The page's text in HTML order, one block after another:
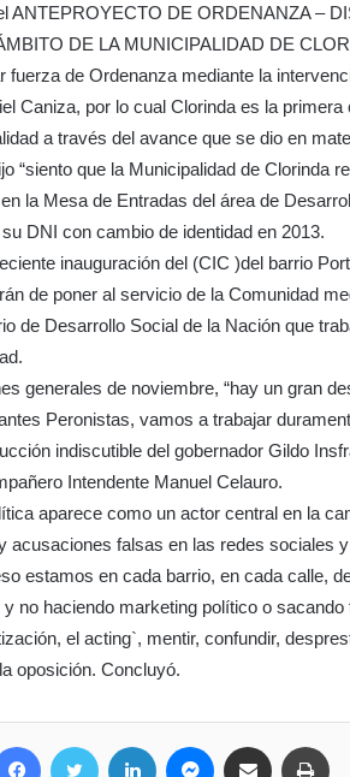
ANTEPROYECTO DE ORDENANZA –
DE LA MUNICIPALIDAD DE
de Ordenanza mediante la
Caniza, por lo cual Clorinda es la
a través del avance que se dio en
“siento que la Municipalidad de Clorinda
la Mesa de Entradas del área de
DNI con cambio de identidad en 2013.
inauguración del (CIC )del barrio
de poner al servicio de la Comunidad
de Desarrollo Social de la Nación que
generales de noviembre, “hay un gran
Peronistas, vamos a trabajar
indiscutible del gobernador Gildo
Intendente Manuel Celauro.
aparece como un actor central en la
acusaciones falsas en las redes sociales
estamos en cada barrio, en cada calle,
no haciendo marketing político o
el acting`, mentir, confundir,
oposición. Concluyó.
Facebook Twitter LinkedIn MessengerCompartir por correo electrónico